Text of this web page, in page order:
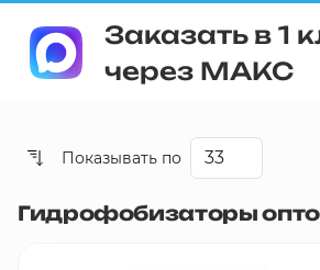
Заказать в 1
через МАКС
Со скидкой
Показывать по
Гидрофобизаторы